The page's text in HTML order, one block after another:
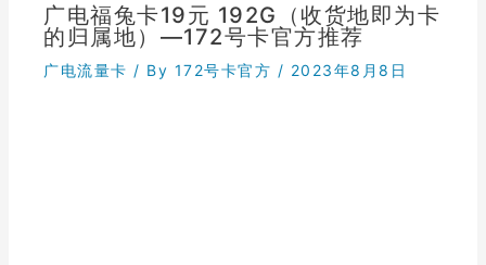
广电福兔卡19元 192G（收货地即为卡
的归属地）—172号卡官方推荐
广电流量卡 / By 172号卡官方 / 2023年8月8日